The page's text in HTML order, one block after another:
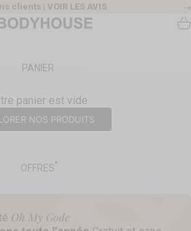
clients | VOIR LES AVIS
House
PANIER
panier est vide
NOS PRODUITS
OFFRES
Oh My Gode